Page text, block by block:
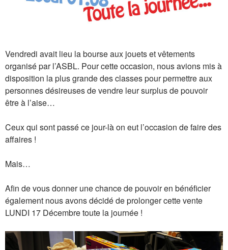
Vendredi avait lieu la bourse aux jouets et vêtements
organisé par l’ASBL. Pour cette occasion, nous avions mis à
disposition la plus grande des classes pour permettre aux
personnes désireuses de vendre leur surplus de pouvoir
être à l’aise…
Ceux qui sont passé ce jour-là on eut l’occasion de faire des
affaires !
Mais…
Afin de vous donner une chance de pouvoir en bénéficier
également nous avons décidé de prolonger cette vente
LUNDI 17 Décembre toute la journée !